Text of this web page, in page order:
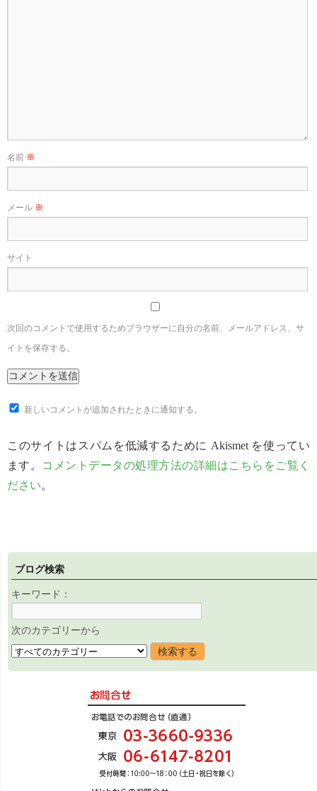
名前 ※
メール ※
サイト
次回のコメントで使用するためブラウザーに自分の名前、メールアドレス、サ
イトを保存する。
新しいコメントが追加されたときに通知する。
このサイトはスパムを低減するために Akismet を使ってい
ます。 コメントデータの処理方法の詳細はこちらをご覧く
ださい。
ブログ検索
キーワード：
次のカテゴリーから